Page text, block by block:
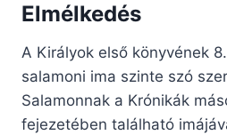
Elmélkedés
A Királyok első könyvének
salamoni ima szinte szó
Salamonnak a Krónikák
fejezetében található